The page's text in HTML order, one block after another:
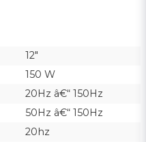
12"
150 W
20Hz â€“ 150Hz
50Hz â€“ 150Hz
20hz